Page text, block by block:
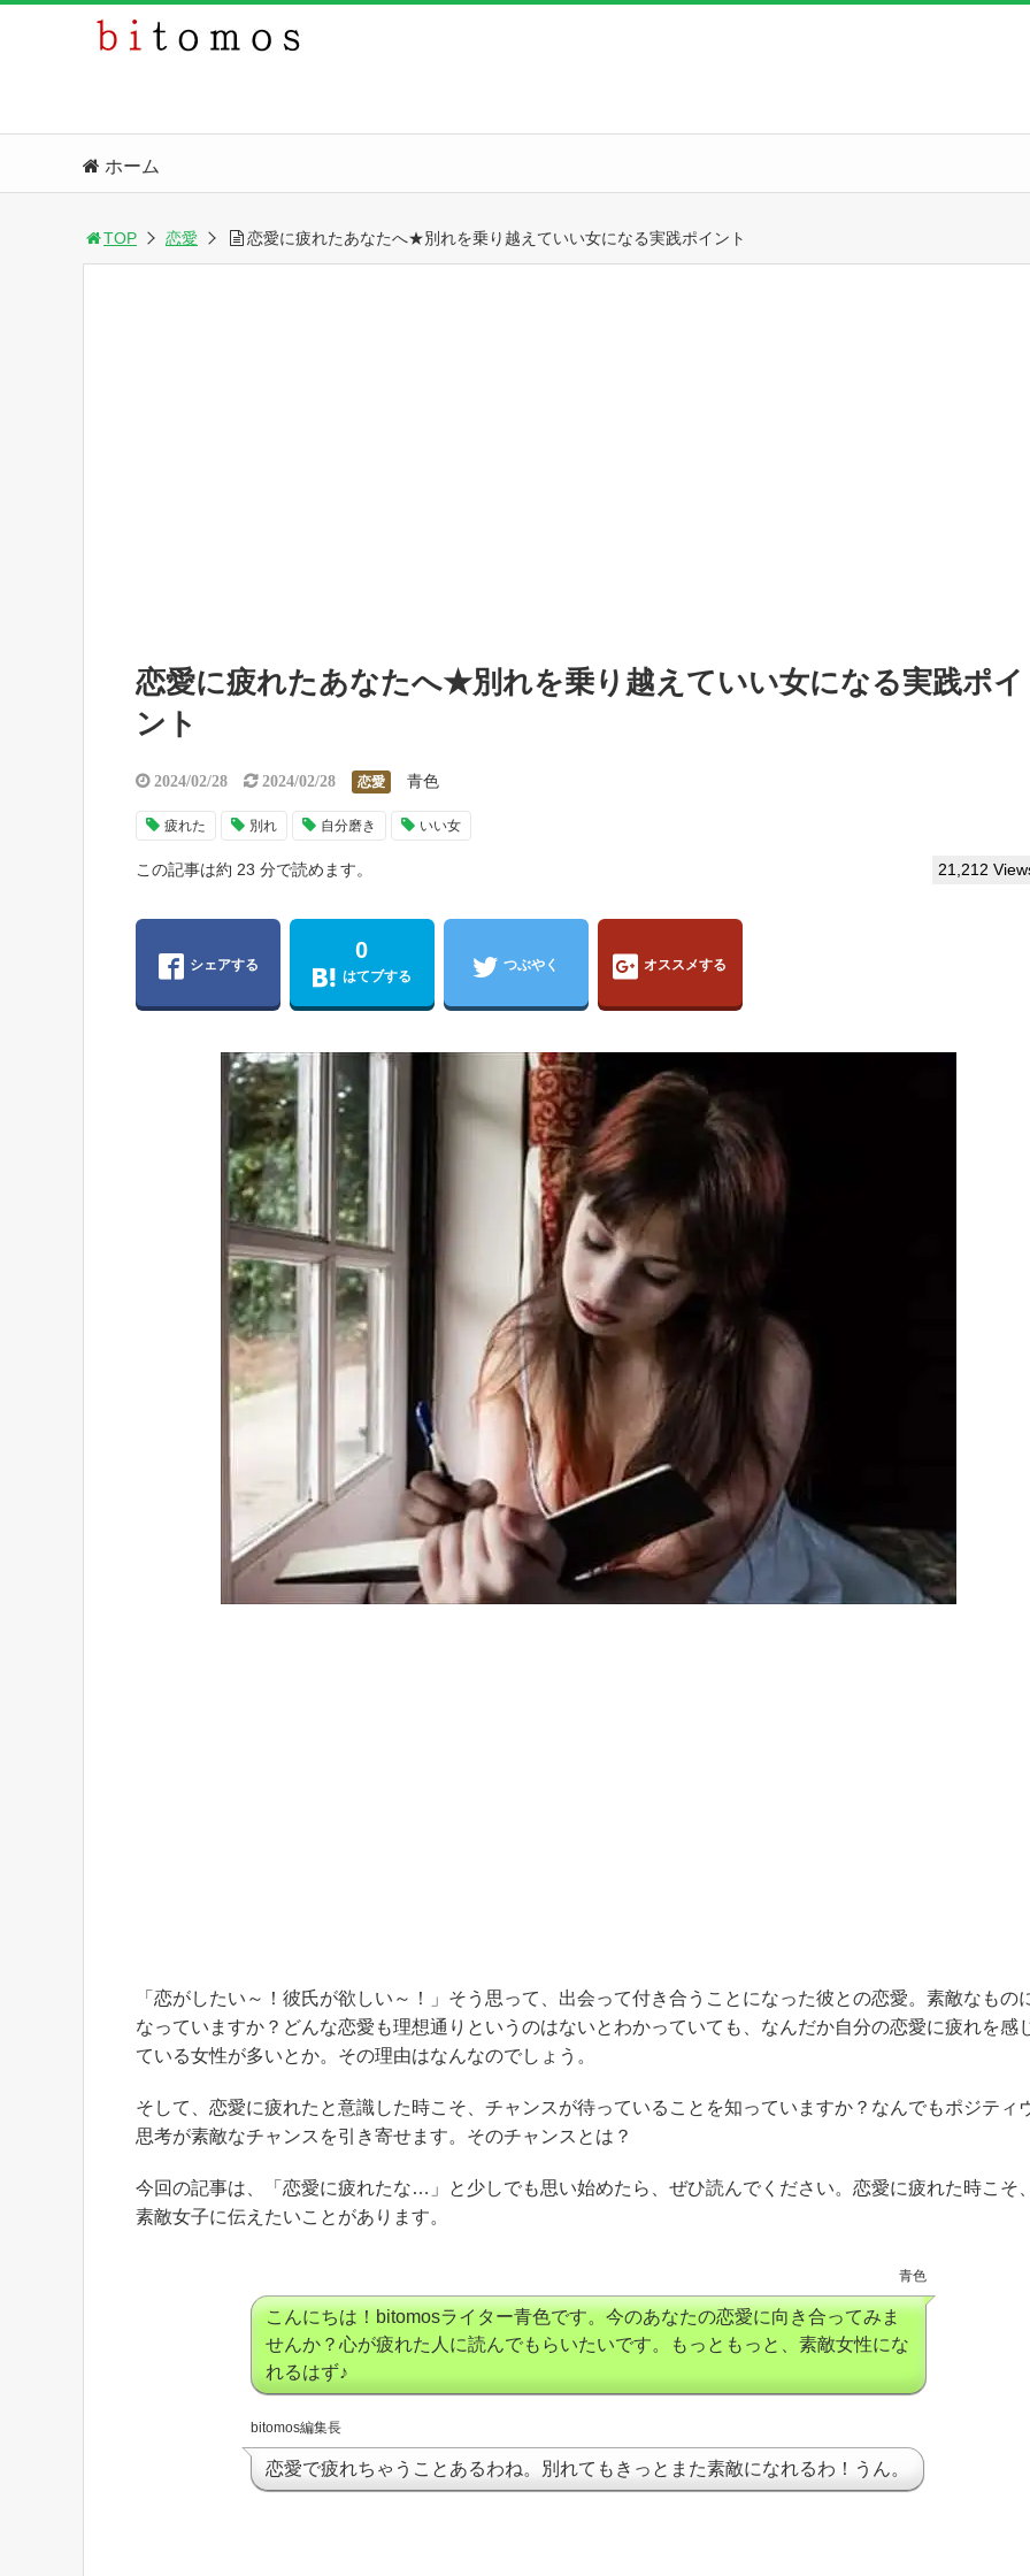
ホーム
TOP 恋愛 恋愛に疲れたあなたへ★別れを乗り越えていい女になる実践ポイント
恋愛に疲れたあなたへ★別れを乗り越えていい女になる実践ポイ
ント
2024/02/28 2024/02/28 恋愛 青色
疲れた 別れ 自分磨き いい女
この記事は約 23 分で読めます。 21,212
シェアする
0
はてブする
つぶやく オススメする
「恋がしたい～！彼氏が欲しい～！」そう思って、出会って付き合うことになった彼との恋愛。素敵なもの
なっていますか？どんな恋愛も理想通りというのはないとわかっていても、なんだか自分の恋愛に疲れを感
ている女性が多いとか。その理由はなんなのでしょう。
そして、恋愛に疲れたと意識した時こそ、チャンスが待っていることを知っていますか？なんでもポジティ
思考が素敵なチャンスを引き寄せます。そのチャンスとは？
今回の記事は、「恋愛に疲れたな…」と少しでも思い始めたら、ぜひ読んでください。恋愛に疲れた時こそ
素敵女子に伝えたいことがあります。
青色
こんにちは！bitomosライター青色です。今のあなたの恋愛に向き合ってみま
せんか？心が疲れた人に読んでもらいたいです。もっともっと、素敵女性にな
れるはず♪
bitomos編集長
恋愛で疲れちゃうことあるわね。別れてもきっとまた素敵になれるわ！うん。